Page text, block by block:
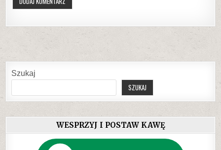
Szukaj
SZUKAJ
WESPRZYJ I POSTAW KAWĘ